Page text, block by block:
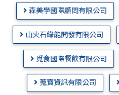
森美學國際顧問有限公司
山火石綠能開發有限公司
覓食國際餐飲有限公司
蒐寶資訊有限公司